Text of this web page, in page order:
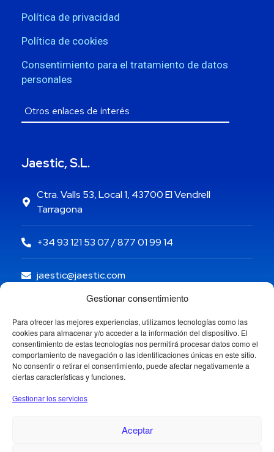
Gestionar consentimiento
Para ofrecer las mejores experiencias, utilizamos tecnologías como las
cookies para almacenar y/o acceder a la información del dispositivo. El
consentimiento de estas tecnologías nos permitirá procesar datos como el
comportamiento de navegación o las identificaciones únicas en este sitio.
No consentir o retirar el consentimiento, puede afectar negativamente a
ciertas características y funciones.
Gestionar los servicios
Aceptar
Política de privacidad
Política de cookies
Consentimiento para el tratamiento de datos
personales
Jaestic, S.L.
Ctra. Valls 53, Local 1, 43700 El Vendrell
Tarragona
+34 93 121 53 07 / 877 01 99 14
jaestic@jaestic.com